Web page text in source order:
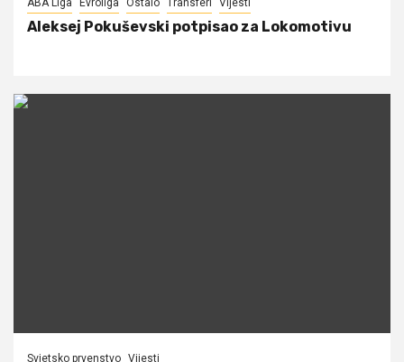
Aleksej Pokuševski potpisao za Lokomotivu
Svjetsko prvenstvo Vijesti